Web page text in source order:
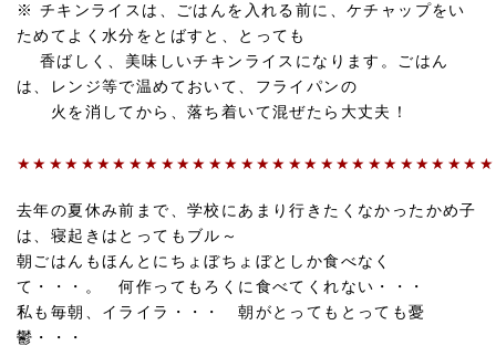
※ チキンライスは、ごはんを入れる前に、ケチャップをい
ためてよく水分をとばすと、とっても
香ばしく、美味しいチキンライスになります。ごはん
は、レンジ等で温めておいて、フライパンの
火を消してから、落ち着いて混ぜたら大丈夫！
去年の夏休み前まで、学校にあまり行きたくなかったかめ子
は、寝起きはとってもブル～
朝ごはんもほんとにちょぼちょぼとしか食べなく
て・・・。 何作ってもろくに食べてくれない・・・
私も毎朝、イライラ・・・ 朝がとってもとっても憂
鬱・・・